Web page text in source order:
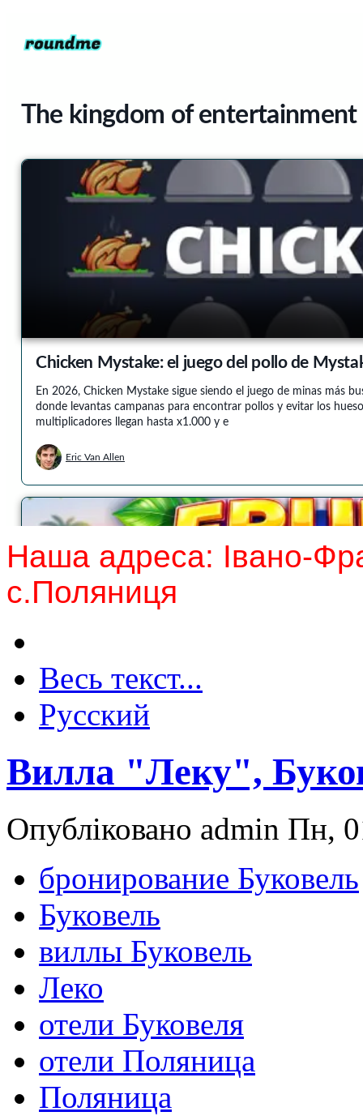
Наша адреса: Івано-
с.Поляниця
Весь текст...
Русский
Вилла "Леку",
Опубліковано admin Пн,
бронирование Буковель
Буковель
виллы Буковель
Леко
отели Буковеля
отели Поляница
Поляница